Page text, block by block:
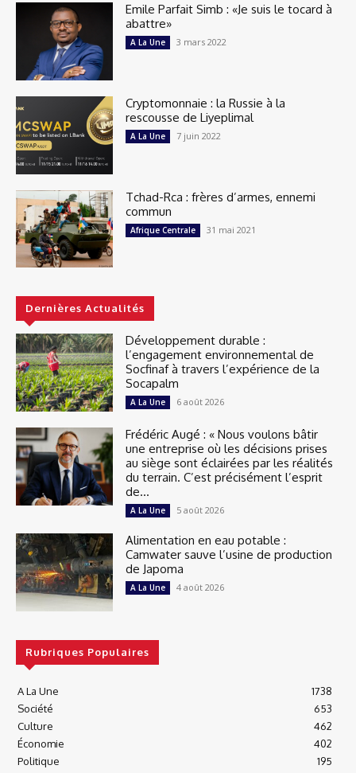
Emile Parfait Simb : «Je suis le tocard à
abattre»
A La Une 3 mars 2022
Cryptomonnaie : la Russie à la
rescousse de Liyeplimal
A La Une 7 juin 2022
Tchad-Rca : frères d’armes, ennemi
commun
Afrique Centrale 31 mai 2021
Dernières Actualités
Développement durable :
l’engagement environnemental de
Socfinaf à travers l’expérience de la
Socapalm
A La Une 6 août 2026
Frédéric Augé : « Nous voulons bâtir
une entreprise où les décisions prises
au siège sont éclairées par les réalités
du terrain. C’est précisément l’esprit
de...
A La Une 5 août 2026
Alimentation en eau potable :
Camwater sauve l’usine de production
de Japoma
A La Une 4 août 2026
Rubriques Populaires
A La Une
1738
Société
653
Culture
462
Économie
402
Politique
195